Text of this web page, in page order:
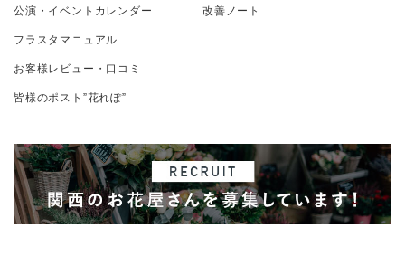
公演・イベントカレンダー
フラスタマニュアル
お客様レビュー・口コミ
皆様のポスト”花れぽ”
改善ノート